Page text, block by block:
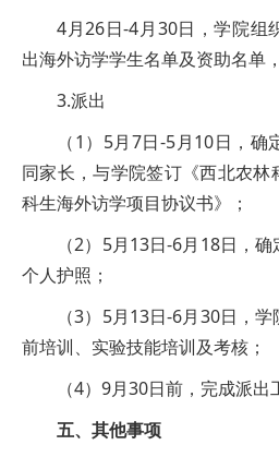
4月26日-4月30日，学院组
出海外访学学生名单及资助名单
3.派出
（1）5月7日-5月10日，
同家长，与学院签订《西北农
科生海外访学项目协议书》；
（2）5月13日-6月18日，
个人护照；
（3）5月13日-6月30日，
前培训、实验技能培训及考核；
（4）9月30日前，完成派出
五、其他事项